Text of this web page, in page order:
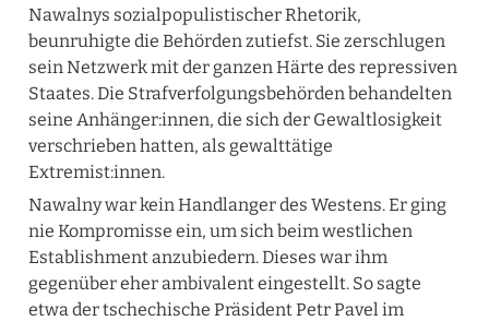
Nawalnys sozialpopulistischer Rhetorik,
beunruhigte die Behörden zutiefst. Sie zerschlugen
sein Netzwerk mit der ganzen Härte des repressiven
Staates. Die Strafverfolgungsbehörden behandelten
seine Anhänger:innen, die sich der Gewaltlosigkeit
verschrieben hatten, als gewalttätige
Extremist:innen.
Nawalny war kein Handlanger des Westens. Er ging
nie Kompromisse ein, um sich beim westlichen
Establishment anzubiedern. Dieses war ihm
gegenüber eher ambivalent eingestellt. So sagte
etwa der tschechische Präsident Petr Pavel im